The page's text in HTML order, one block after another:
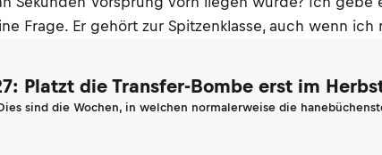
Frage. Er gehört zur Spitzenklasse, auch wenn
Platzt die Transfer-Bombe erst im
sind die Wochen, in welchen normalerweise die